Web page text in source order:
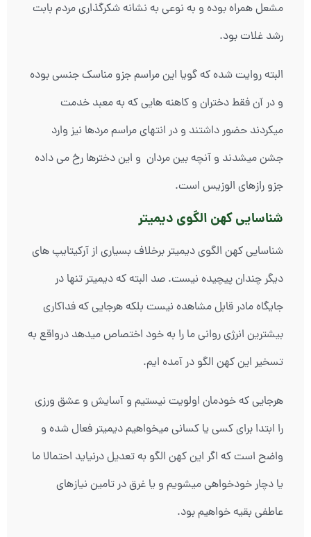
مشعل همراه بوده و به نوعی به نشانه شکرگذاری مردم بابت
رشد غلات بود.
البته روایت شده که گویا این مراسم جزو مناسک جنسی بوده
و در آن فقط دختران و کاهنه هایی که به معبد خدمت
میکردند حضور داشتند و در انتهای مراسم مردها نیز وارد
جشن میشدند و آنچه بین مردان و این دخترها رخ می داده
جزو رازهای الوزیس است.
شناسایی کهن الگوی دیمیتر
شناسایی کهن الگوی دیمیتر برخلاف بسیاری از آرکیتایپ های
دیگر چندان پیچیده نیست. صد البته که دیمیتر تنها در
جایگاه مادر قابل مشاهده نیست بلکه هرجایی که فداکاری
بیشترین انرژی روانی ما را به خود اختصاص میدهد درواقع به
تسخیر این کهن الگو در آمده ایم.
هرجایی که خودمان اولویت نیستیم و آسایش و عشق ورزی
را ابتدا برای کسی یا کسانی میخواهیم دیمیتر فعال شده و
واضح است که اگر این کهن الگو به تعدیل درنیاید احتمالا ما
یا دچار خودخواهی میشویم و یا غرق در تامین نیازهای
عاطفی بقیه خواهیم بود.